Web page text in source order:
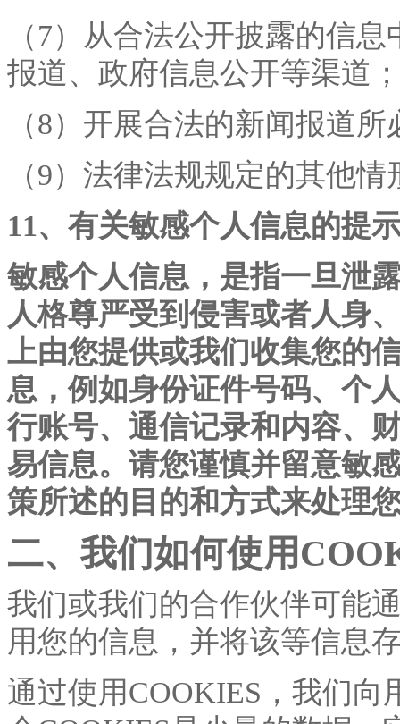
（7）从合法公开披露的信
报道、政府信息公开等渠道
（8）开展合法的新闻报道所
（9）法律法规规定的其他情
11、有关敏感个人信息的提
敏感个人信息，是指一旦泄
人格尊严受到侵害或者人身
上由您提供或我们收集您的
息，例如身份证件号码、个
行账号、通信记录和内容、
易信息。请您谨慎并留意敏
策所述的目的和方式来处理
二、我们如何使用
我们或我们的合作伙伴可能
用您的信息，并将该等信息
通过使用COOKIES，我们向